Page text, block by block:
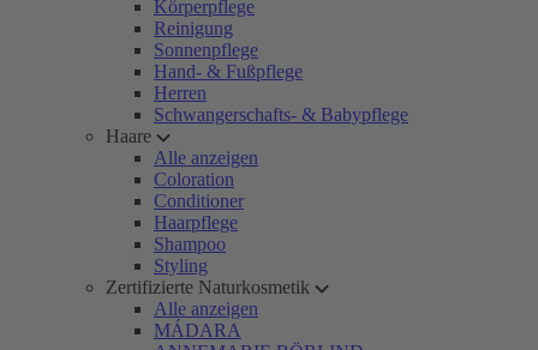
Körperpflege
Reinigung
Sonnenpflege
Hand- & Fußpflege
Herren
Schwangerschafts- & Babypflege
Haare
Alle anzeigen
Coloration
Conditioner
Haarpflege
Shampoo
Styling
Zertifizierte Naturkosmetik
Alle anzeigen
MÁDARA